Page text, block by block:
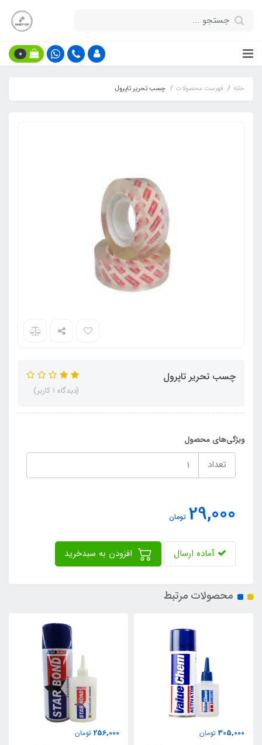
0
خانه فهرست محصولات چسب تحریر تاپرول
چسب تحریر تاپرول
(دیدگاه 1 کاربر)
ویژگی‌های محصول
تعداد
29,000 تومان
آماده ارسال
محصولات مرتبط
305,000 تومان
256,000 تومان